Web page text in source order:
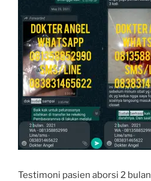
Testimoni pasien aborsi 2 bulan